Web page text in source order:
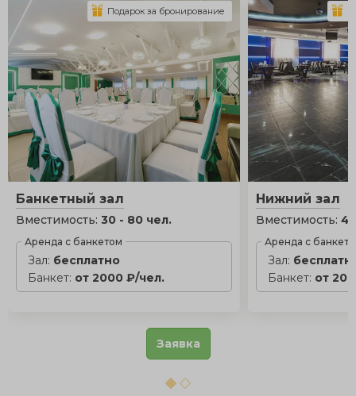
Банкетный зал
Вместимость: 30 - 80 чел.
Аренда с банкетом
Зал: бесплатно
Банкет: от 2000 ₽/чел.
Подарок за бронирование
Нижний зал
Вместимость:
Аренда с
Зал:
Банкет: от
Заявка